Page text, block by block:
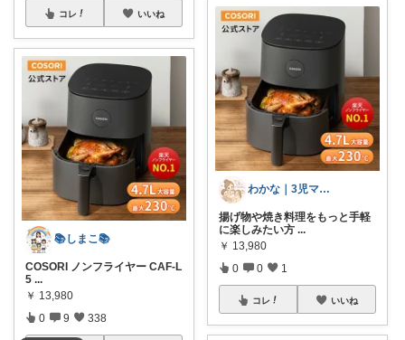
コレ いいね
📚しまこ📚
COSORI ノンフライヤー CAF-L
5 ...
￥ 13,980
0 9 338
わかな｜3児ママ｜いつもありがとう★
揚げ物や焼き料理をもっと手軽
に楽しみたい方 ...
￥ 13,980
0 0 1
コレ いいね